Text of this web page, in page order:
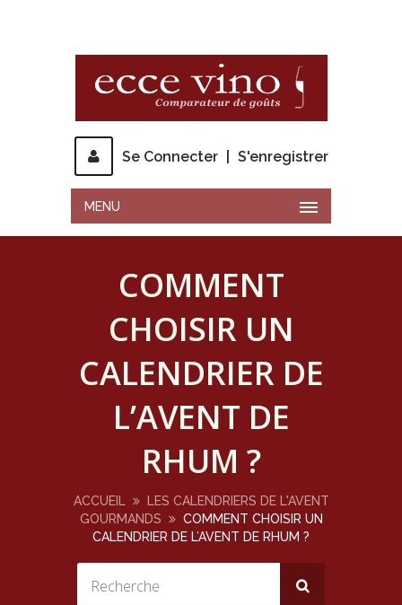
Se Connecter S'enregistrer
MENU
COMMENT
CHOISIR UN
CALENDRIER DE
L’AVENT DE
RHUM ?
ACCUEIL
LES CALENDRIERS DE L'AVENT
GOURMANDS
COMMENT CHOISIR UN
CALENDRIER DE L’AVENT DE RHUM ?